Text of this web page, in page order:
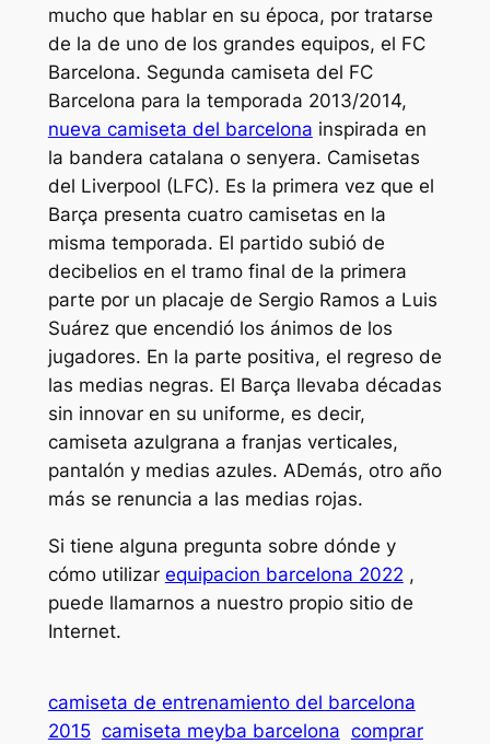
mucho que hablar en su época, por tratarse
de la de uno de los grandes equipos, el FC
Barcelona. Segunda camiseta del FC
Barcelona para la temporada 2013/2014,
nueva camiseta del barcelona inspirada en
la bandera catalana o senyera. Camisetas
del Liverpool (LFC). Es la primera vez que el
Barça presenta cuatro camisetas en la
misma temporada. El partido subió de
decibelios en el tramo final de la primera
parte por un placaje de Sergio Ramos a Luis
Suárez que encendió los ánimos de los
jugadores. En la parte positiva, el regreso de
las medias negras. El Barça llevaba décadas
sin innovar en su uniforme, es decir,
camiseta azulgrana a franjas verticales,
pantalón y medias azules. ADemás, otro año
más se renuncia a las medias rojas.
Si tiene alguna pregunta sobre dónde y
cómo utilizar equipacion barcelona 2022 ,
puede llamarnos a nuestro propio sitio de
Internet.
camiseta de entrenamiento del barcelona
2015 camiseta meyba barcelona comprar